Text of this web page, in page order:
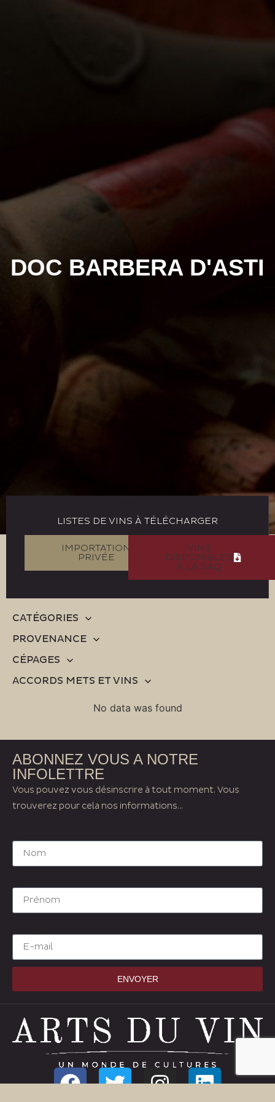
DOC BARBERA D'ASTI
LISTES DE VINS À TÉLÉCHARGER
IMPORTATION
PRIVÉE
VINS
DISPONIBLES
À LA SAQ
CATÉGORIES
PROVENANCE
CÉPAGES
ACCORDS METS ET VINS
No data was found
ABONNEZ VOUS A NOTRE
INFOLETTRE
Vous pouvez vous désinscrire à tout moment. Vous
trouverez pour cela nos informations...
ENVOYER